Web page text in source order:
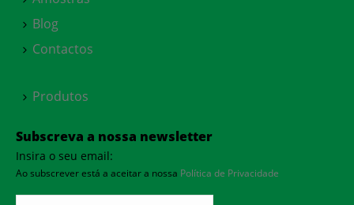
Blog
Contactos
Produtos
Subscreva a nossa newsletter
Insira o seu email:
Ao subscrever está a aceitar a nossa Política de Privacidade